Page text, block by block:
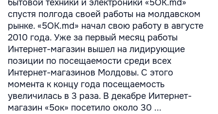
бытовой техники и электроники «5OK.md»
спустя полгода своей работы на молдавском
рынке. «5OK.md» начал свою работу в августе
2010 года. Уже за первый месяц работы
Интернет-магазин вышел на лидирующие
позиции по посещаемости среди всех
Интернет-магазинов Молдовы. С этого
момента к концу года посещаемость
увеличилась в 3 раза. В декабре Иитернет-
магазин «5ок» посетило около 30 ...